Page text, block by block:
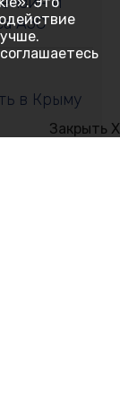
АЗС
в Крыму
Закрыть X